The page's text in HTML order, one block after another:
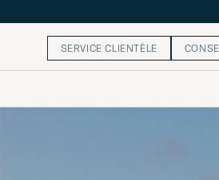
SERVICE CLIENTÈLE